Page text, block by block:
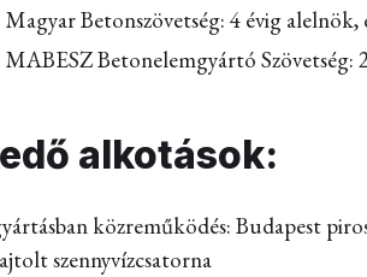
4 évig alelnök,
Betonelemgyártó Szövetség: 2
alkotások:
közreműködés: Budapest
szennyvízcsatorna